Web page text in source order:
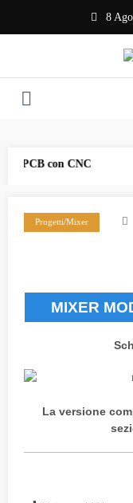
contenuto
8
PCB con CNC
Progetti/Mixer
MIXER
La versione